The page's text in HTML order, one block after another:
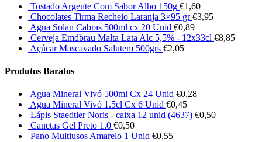
Tostado Argente Com Sabor Alho 150g €1,60
Chocolates Tirma Recheio Laranja 3×95 gr €3,95
Agua Solan Cabras 500ml cx 20 Unid €0,89
Cerveja Emdbrau Malta Lata Alc 5,5% - 12x33cl €8,85
Açúcar Mascavado Salutem 500grs €2,05
Produtos Baratos
Agua Mineral Vivó 500ml Cx 24 Unid €0,28
Agua Mineral Vivó 1.5cl Cx 6 Unid €0,45
Lápis Staedtler Noris - caixa 12 unid (4637) €0,50
Canetas Gel Preto 1.0 €0,50
Pano Multiusos Amarelo 1 Unid €0,55